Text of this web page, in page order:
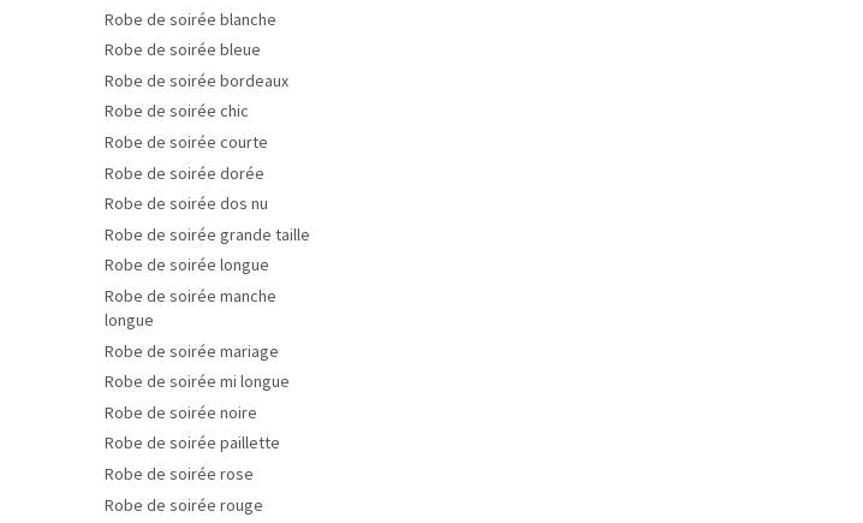
Robe de soirée blanche
Robe de soirée bleue
Robe de soirée bordeaux
Robe de soirée chic
Robe de soirée courte
Robe de soirée dorée
Robe de soirée dos nu
Robe de soirée grande taille
Robe de soirée longue
Robe de soirée manche
longue
Robe de soirée mariage
Robe de soirée mi longue
Robe de soirée noire
Robe de soirée paillette
Robe de soirée rose
Robe de soirée rouge